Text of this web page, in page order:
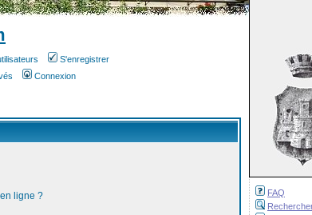
FAQ
S'enregistrer
Connexion
ligne ?